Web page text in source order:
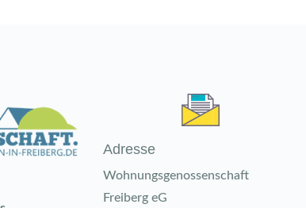
Adresse
Wohnungsgenossenschaft
Freiberg eG